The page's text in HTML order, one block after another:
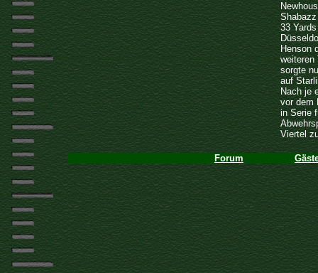
33
Henson
weiteren
sorgte
auf
Nach je
vor dem
in Serie
Viertel
Forum